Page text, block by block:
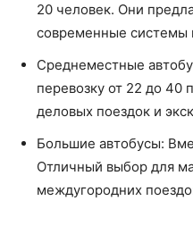
20 человек. Они
современные системы
Среднеместные
перевозку от 22 до 40
деловых поездок и
Большие автобусы:
Отличный выбор для
междугородних